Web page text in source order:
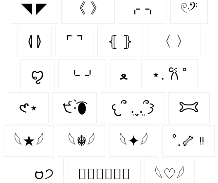
◥ ◤ 《 》 ⌌ ⌍ 𓏲ּ𝄢
⦉ ⦊ ⌜ ⌝ ⦃ ⦄ 〈 〉
ꨄ︎ ⌎ ⌏ ﻌ ⋆. 𐙚 ˚
𑣲⋆ ੯·̀͡⬮ 𐔌՞ ܸ.ˬ.ܸ՞𐦯 𐂯
𓆩★𓆪 𓆩☬𓆪 𓆩✦𓆪 ˚.🦴 ᵎᵎ
𑄝੭ ♛⃝𝑲𝒊𝒏𝒈 𓆩♡𓆪